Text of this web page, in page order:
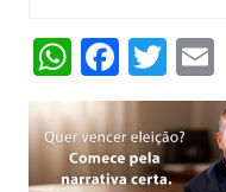
W
h
at
s
F
a
c
e
T
w
itt
er
E
l